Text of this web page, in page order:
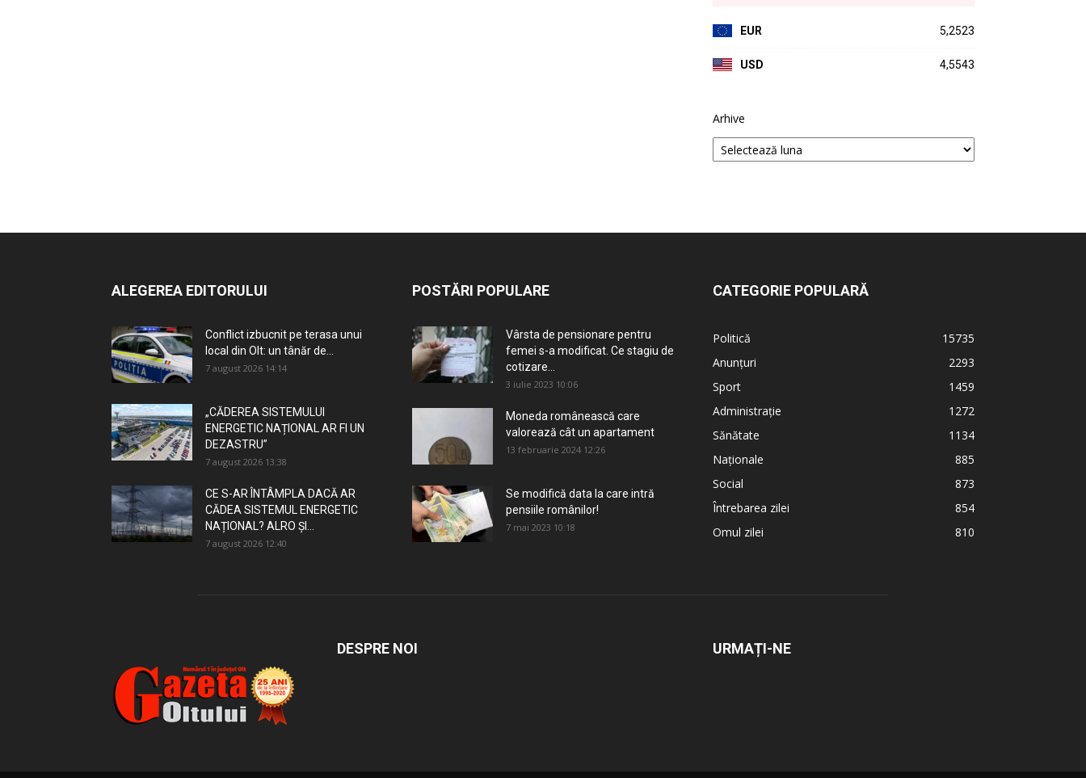
EUR 5,2523
USD 4,5543
Arhive
ALEGEREA EDITORULUI
Conflict izbucnit pe terasa unui
local din Olt: un tânăr de...
7 august 2026 14:14
„CĂDEREA SISTEMULUI
ENERGETIC NAȚIONAL AR FI UN
DEZASTRU”
7 august 2026 13:38
CE S-AR ÎNTÂMPLA DACĂ AR
CĂDEA SISTEMUL ENERGETIC
NAȚIONAL? ALRO ȘI...
7 august 2026 12:40
POSTĂRI POPULARE
Vârsta de pensionare pentru
femei s-a modificat. Ce stagiu de
cotizare...
3 iulie 2023 10:06
Moneda românească care
valorează cât un apartament
13 februarie 2024 12:26
Se modifică data la care intră
pensiile românilor!
7 mai 2023 10:18
CATEGORIE POPULARĂ
Politică
15735
Anunțuri
2293
Sport
1459
Administrație
1272
Sănătate
1134
Naționale
885
Social
873
Întrebarea zilei
854
Omul zilei
810
DESPRE NOI URMAȚI-NE